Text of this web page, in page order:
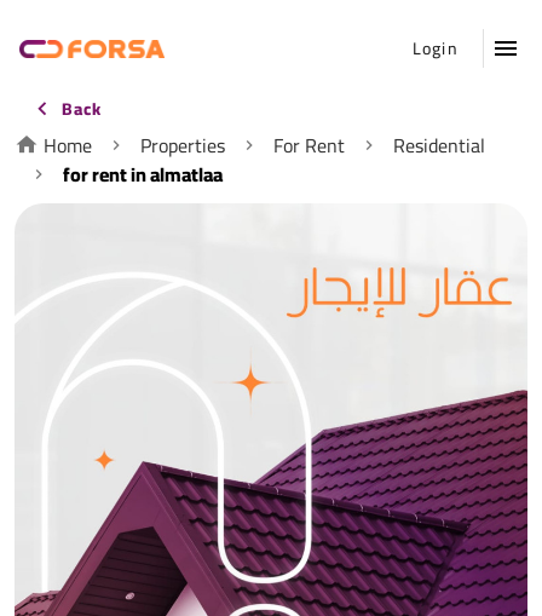
Login
Back
Home Properties For Rent
Residential
for rent in almatlaa